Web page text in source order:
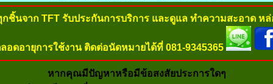
ชิ้นจาก TFT รับประกันการบริการ และดูแล ทำความสะอาด ห
อดอายุการใช้งาน ติดต่อนัดหมายได้ที่ 081-9345365
หากคุณมีปัญหาหรือมีข้อสงสัยประการใดๆ